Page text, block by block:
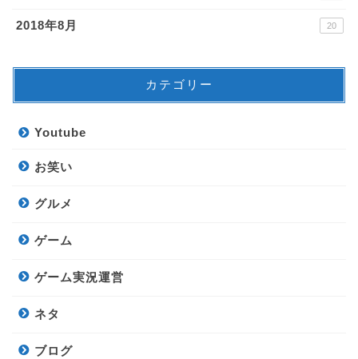
2018年8月 20
カテゴリー
Youtube
お笑い
グルメ
ゲーム
ゲーム実況運営
ネタ
ブログ